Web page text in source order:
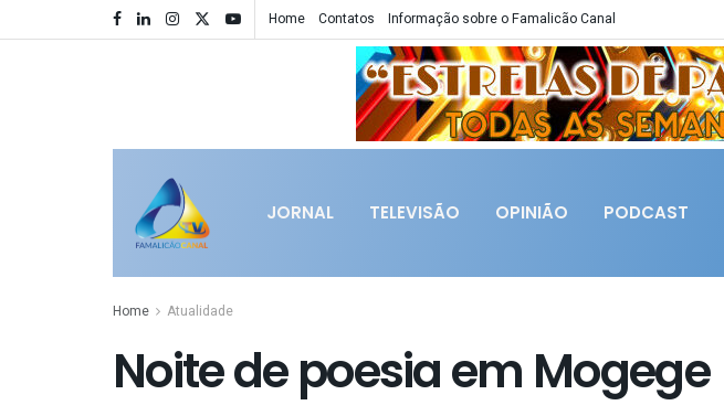
Home Contatos Informação sobre o Famalicão Canal
JORNAL TELEVISÃO OPINIÃO PODCAST
Home Atualidade
Noite de poesia em Mogege